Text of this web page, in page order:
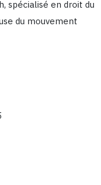
spécialisé en droit du
du mouvement